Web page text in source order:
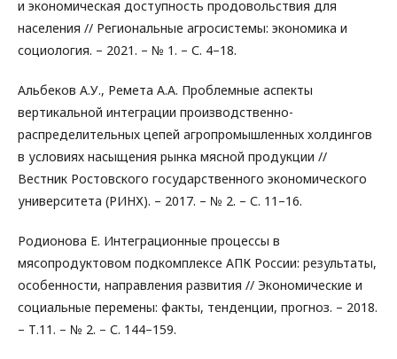
и экономическая доступность продовольствия для
населения // Региональные агросистемы: экономика и
социология. – 2021. – № 1. – С. 4–18.
Альбеков А.У., Ремета А.А. Проблемные аспекты
вертикальной интеграции производственно-
распределительных цепей агропромышленных холдингов
в условиях насыщения рынка мясной продукции //
Вестник Ростовского государственного экономического
университета (РИНХ). – 2017. – № 2. – С. 11–16.
Родионова Е. Интеграционные процессы в
мясопродуктовом подкомплексе АПК России: результаты,
особенности, направления развития // Экономические и
социальные перемены: факты, тенденции, прогноз. – 2018.
– Т.11. – № 2. – С. 144–159.